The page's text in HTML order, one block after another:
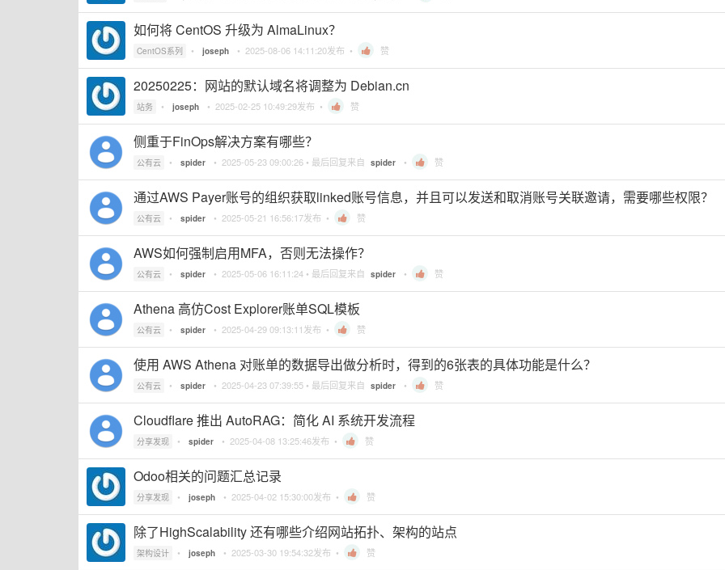
如何将 CentOS 升级为 AlmaLinux？
CentOS系列 • joseph • 2025-08-06 14:11:20发布 • 赞
20250225：网站的默认域名将调整为 Debian.cn
站务 • joseph • 2025-02-25 10:49:29发布 • 赞
侧重于FinOps解决方案有哪些？
公有云 • spider • 2025-05-23 09:00:26 • 最后回复来自 spider • 赞
通过AWS Payer账号的组织获取linked账号信息，并且可以发送和取消账号关联邀请，需要哪些权限？
公有云 • spider • 2025-05-21 16:56:17发布 • 赞
AWS如何强制启用MFA，否则无法操作？
公有云 • spider • 2025-05-06 16:11:24 • 最后回复来自 spider • 赞
Athena 高仿Cost Explorer账单SQL模板
公有云 • spider • 2025-04-29 09:13:11发布 • 赞
使用 AWS Athena 对账单的数据导出做分析时，得到的6张表的具体功能是什么？
公有云 • spider • 2025-04-23 07:39:55 • 最后回复来自 spider • 赞
Cloudflare 推出 AutoRAG：简化 AI 系统开发流程
分享发现 • spider • 2025-04-08 13:25:46发布 • 赞
Odoo相关的问题汇总记录
分享发现 • joseph • 2025-04-02 15:30:00发布 • 赞
除了HighScalability 还有哪些介绍网站拓扑、架构的站点
架构设计 • joseph • 2025-03-30 19:54:32发布 • 赞